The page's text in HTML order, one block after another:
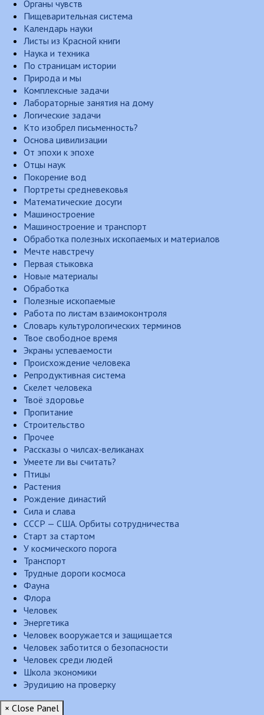
Органы чувств
Пищеварительная система
Календарь науки
Листы из Красной книги
Наука и техника
По страницам истории
Природа и мы
Комплексные задачи
Лабораторные занятия на дому
Логические задачи
Кто изобрел письменность?
Основа цивилизации
От эпохи к эпохе
Отцы наук
Покорение вод
Портреты средневековья
Математические досуги
Машиностроение
Машиностроение и транспорт
Обработка полезных ископаемых и материалов
Мечте навстречу
Первая стыковка
Новые материалы
Обработка
Полезные ископаемые
Работа по листам взаимоконтроля
Словарь культурологических терминов
Твое свободное время
Экраны успеваемости
Происхождение человека
Репродуктивная система
Скелет человека
Твоё здоровье
Пропитание
Строительство
Прочее
Рассказы о чилсах-великанах
Умеете ли вы считать?
Птицы
Растения
Рождение династий
Сила и слава
СССР — США. Орбиты сотрудничества
Старт за стартом
У космического порога
Транспорт
Трудные дороги космоса
Фауна
Флора
Человек
Энергетика
Человек вооружается и защищается
Человек заботится о безопасности
Человек среди людей
Школа экономики
Эрудицию на проверку
× Close Panel